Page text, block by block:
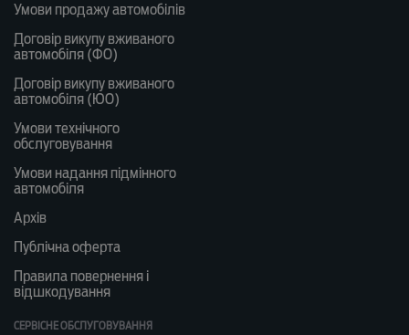
Умови продажу автомобілів
Договір викупу вживаного
автомобіля (ФО)
Договір викупу вживаного
автомобіля (ЮО)
Умови технічного
обслуговування
Умови надання підмінного
автомобіля
Архів
Публічна оферта
Правила повернення і
відшкодування
СЕРВІСНЕ ОБСЛУГОВУВАННЯ